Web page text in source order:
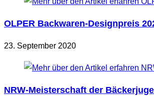
OLPER Backwaren-Designpreis
23. September 2020
NRW-Meisterschaft der